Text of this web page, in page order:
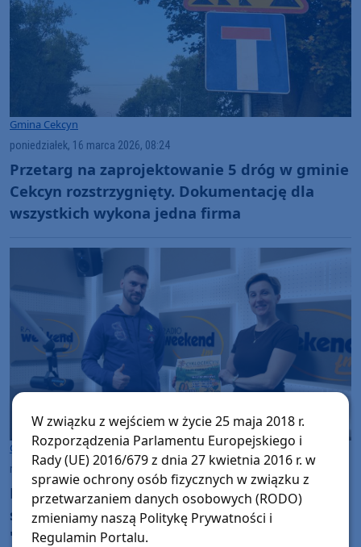
Gmina Cekcyn
poniedziałek, 16 marca 2026, 08:24
Przetarg na zaprojektowanie 5 dróg w gminie
Cekcyn rozstrzygnięty. Dokumentację dla
wszystkich wykona jedna firma
Gmina Cekcyn
niedziela, 15 marca 2026, 08:47
Pieszo i rowerem na orientację - chętni mogą
się już zapisywać na tegoroczny
"Cyklocekcyn"
W związku z wejściem w życie 25 maja 2018 r.
Rozporządzenia Parlamentu Europejskiego i
Rady (UE) 2016/679 z dnia 27 kwietnia 2016 r. w
sprawie ochrony osób fizycznych w związku z
przetwarzaniem danych osobowych (RODO)
zmieniamy naszą Politykę Prywatności i
Regulamin Portalu.